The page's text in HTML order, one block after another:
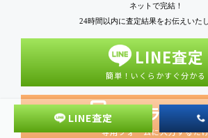
ネットで完結！
24時間以内に査定結果をお伝えいたし
LINE査定
簡単！いくらかすぐ分かる
オンライン
専用フォームに入力するだ
LINE査定